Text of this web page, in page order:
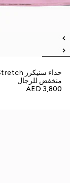
منخفض للرجال
AED 3,800